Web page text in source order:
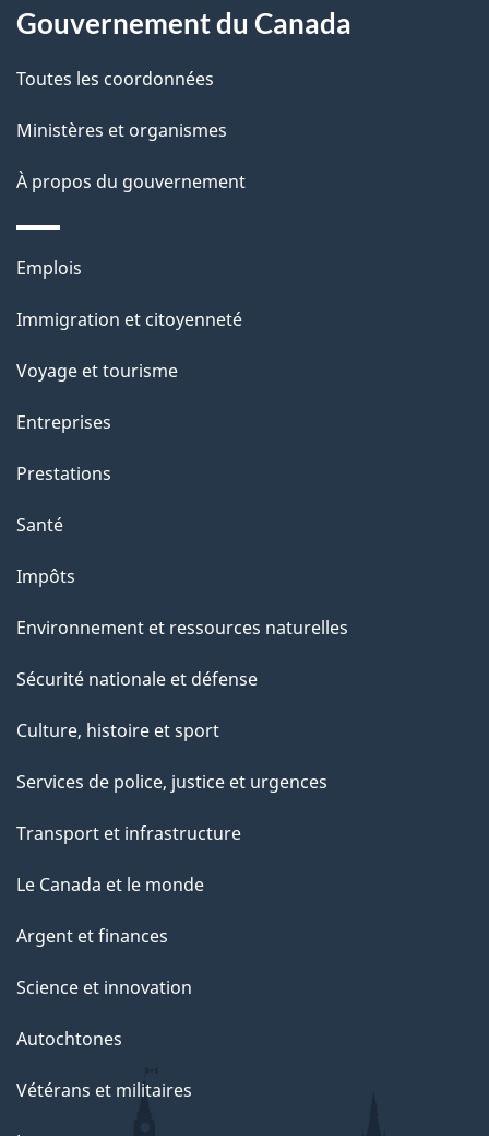
a
g
e
a
c
i
o
s
u
e
t
e
a
g
Gouvernement du Canada
Toutes les coordonnées
Ministères et organismes
À propos du gouvernement
Thèmes
sujets
Emplois
Immigration et citoyenneté
Voyage et tourisme
Entreprises
Prestations
Santé
Impôts
Environnement et ressources naturelles
Sécurité nationale et défense
Culture, histoire et sport
Services de police, justice et urgences
Transport et infrastructure
Le Canada et le monde
Argent et finances
Science et innovation
Autochtones
Vétérans et militaires